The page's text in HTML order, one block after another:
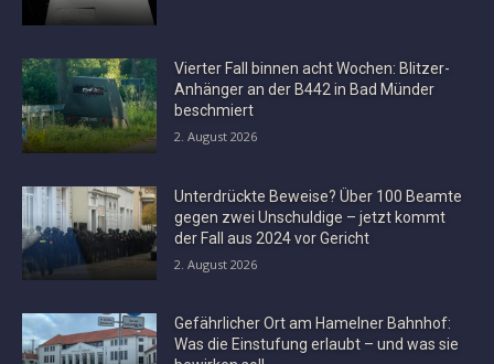
Vierter Fall binnen acht Wochen: Blitzer-
Anhänger an der B442 in Bad Münder
beschmiert
2. August 2026
Unterdrückte Beweise? Über 100 Beamte
gegen zwei Unschuldige – jetzt kommt
der Fall aus 2024 vor Gericht
2. August 2026
Gefährlicher Ort am Hamelner Bahnhof:
Was die Einstufung erlaubt – und was sie